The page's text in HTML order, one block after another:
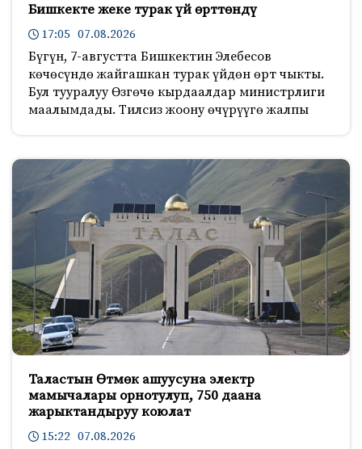
Бишкекте жеке турак үй өрттөндү
17:05 07.08.2026
Бүгүн, 7-августта Бишкектин Элебесов
көчөсүндө жайгашкан турак үйдөн өрт чыкты.
Бул тууралуу Өзгөчө кырдаалдар министрлиги
маалымдады. Тилсиз жоону өчүрүүгө жалпы
Таластын Өтмөк ашуусуна электр
мамычалары орнотулуп, 750 даана
жарыктандыруу коюлат
15:22 07.08.2026